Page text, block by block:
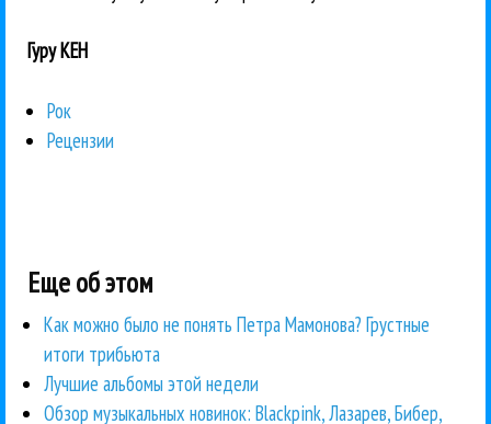
Гуру КЕН
Рок
Рецензии
Еще об этом
Как можно было не понять Петра Мамонова? Грустные
итоги трибьюта
Лучшие альбомы этой недели
Обзор музыкальных новинок: Blackpink, Лазарев, Бибер,